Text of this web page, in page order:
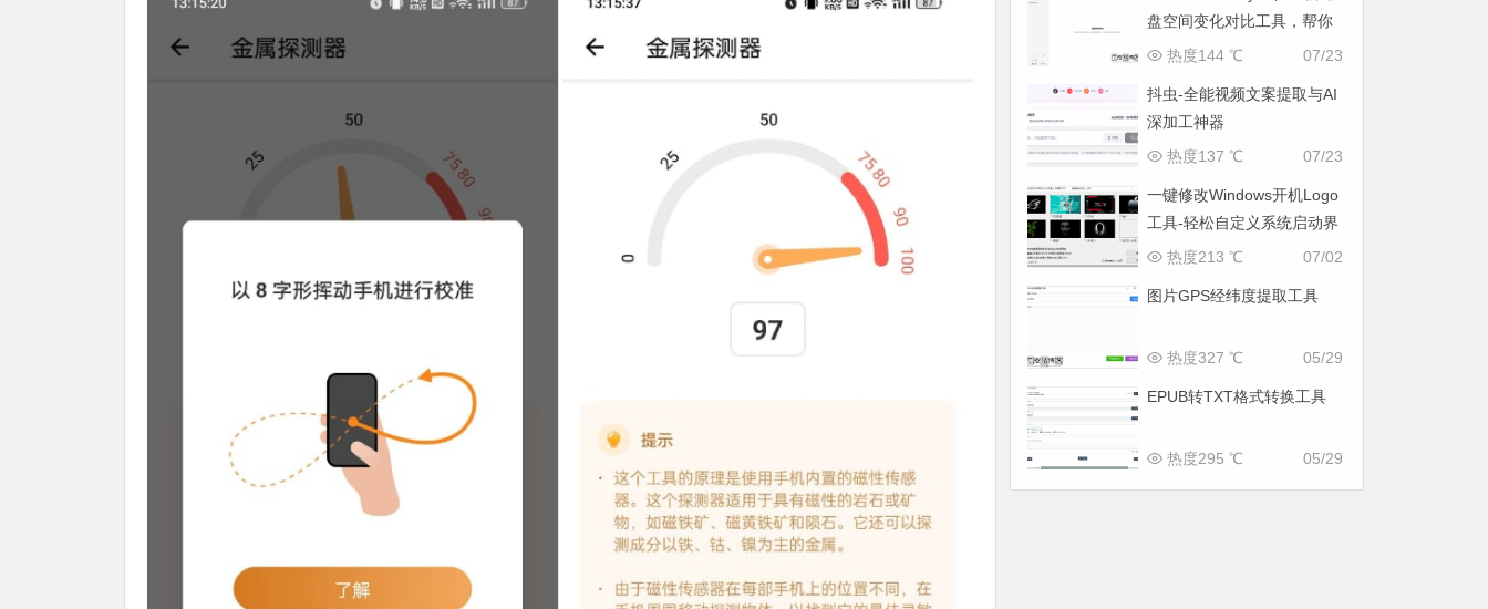
盘空间变化对比工具，帮你
找出“吃掉”空间的罪魁祸首
07/23
热度144 ℃
抖虫-全能视频文案提取与AI
深加工神器
07/23
热度137 ℃
一键修改Windows开机Logo
工具-轻松自定义系统启动界
面
07/02
热度213 ℃
图片GPS经纬度提取工具
05/29
热度327 ℃
EPUB转TXT格式转换工具
05/29
热度295 ℃